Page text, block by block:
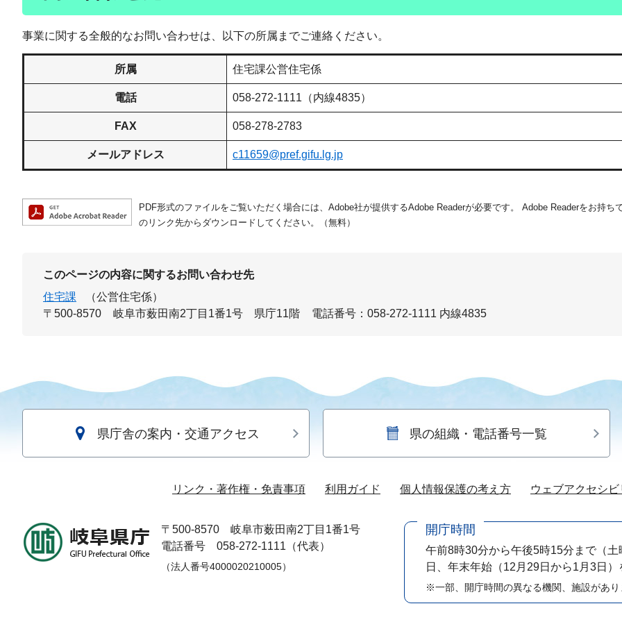
事業に関する全般的なお問い合わせは、以下の所属までご連絡ください。
所属 住宅課公営住宅係
電話 058-272-1111（内線4835）
FAX 058-278-2783
メールアドレス c11659@pref.gifu.lg.jp
PDF形式のファイルをご覧いただく場合には、Adobe社が提供するAdobe Readerが必要です。
Adobe Readerをお持ち
のリンク先からダウンロードしてください。（無料）
このページの内容に関するお問い合わせ先
住宅課
（公営住宅係）
〒500-8570
岐阜市薮田南2丁目1番1号 県庁11階 電話番号：058-272-1111 内線4835
県庁舎の案内・交通アクセス 県の組織・電話番号一覧
リンク・著作権・免責事項 利用ガイド 個人情報保護の考え方 ウェブアクセシ
〒500-8570
岐阜市薮田南2丁目1番1号
電話番号 058-272-1111（代表）
（法人番号4000020210005）
開庁時間
午前8時30分から午後5時15分まで （
日、年末年始（12月29日から1月3日）
※一部、開庁時間の異なる機関、施設があり